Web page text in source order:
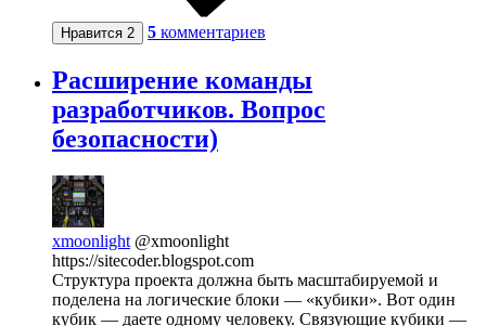
Нравится 2 5 комментариев
Расширение команды
разработчиков. Вопрос
безопасности)
xmoonlight @xmoonlight
https://sitecoder.blogspot.com
Структура проекта должна быть масштабируемой и
поделена на логические блоки — «кубики». Вот один
кубик — даете одному человеку. Связующие кубики —